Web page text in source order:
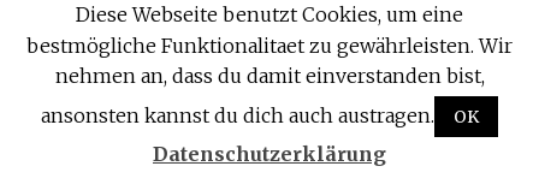
Tweet Share 0 Reddit +1
Pocket LinkedIn 0
TRETE UNSERER TG
Russisches
Fernsehen stellt die
Diese Webseite benutzt Cookies, um eine
bestmögliche Funktionalitaet zu gewährleisten. Wir
nehmen an, dass du damit einverstanden bist,
ansonsten kannst du dich auch austragen.
OK
Datenschutzerklärung
Komplette Liste von
Banken im Besitz und
unter Kontrolle der
Rothschilds
Pocket LinkedIn 0 Eine
immer